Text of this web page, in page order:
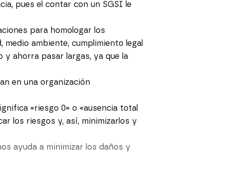
pues el contar con un SGSI le
para homologar los
ambiente, cumplimiento legal
ahorra pasar largas, ya que la
en una organización
«riesgo 0» o «ausencia total
los riesgos y, así, minimizarlos y
ayuda a minimizar los daños y